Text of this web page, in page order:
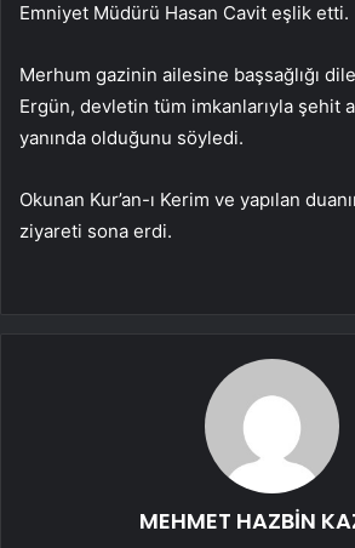
Emniyet Müdürü Hasan Cavit eşlik etti.
Merhum gazinin ailesine başsağlığı
Ergün, devletin tüm imkanlarıyla şehit
yanında olduğunu söyledi.
Okunan Kur’an-ı Kerim ve yapılan
ziyareti sona erdi.
MEHMET HAZBİN